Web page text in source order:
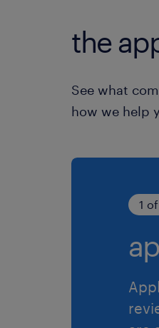
the
See what
how we help
1